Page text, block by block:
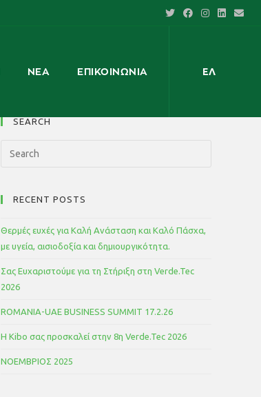
ΝΈΑ ΕΠΙΚΟΙΝΩΝΊΑ ΕΛ
SEARCH
RECENT POSTS
Θερμές ευχές για Καλή Ανάσταση και Καλό Πάσχα,
με υγεία, αισιοδοξία και δημιουργικότητα.
Σας Ευχαριστούμε για τη Στήριξη στη Verde.Tec
2026
ROMANIA-UAE BUSINESS SUMMIT 17.2.26
Η Kibo σας προσκαλεί στην 8η Verde.Tec 2026
ΝΟΕΜΒΡΙΟΣ 2025